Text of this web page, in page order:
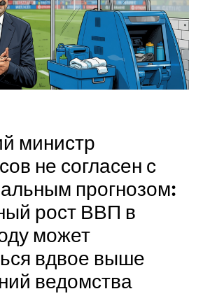
министр
не согласен с
прогнозом:
рост ВВП в
может
вдвое выше
ведомства